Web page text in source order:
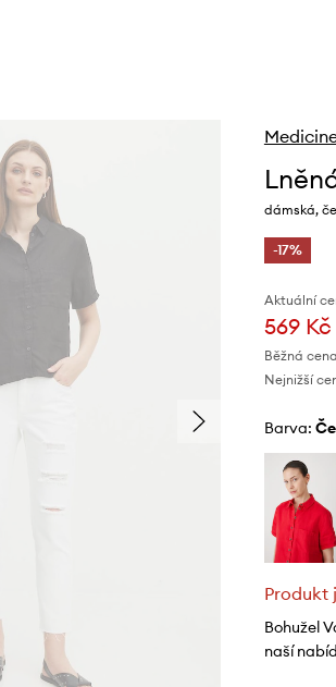
dámská,
-17%
Aktuální
569 Kč
Běžná
Nejnižší
Barva:
Produkt
Bohužel
naší